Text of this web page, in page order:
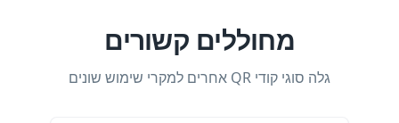
מחוללים קשורים
גלה סוגי קודי QR אחרים למקרי שימוש שונים